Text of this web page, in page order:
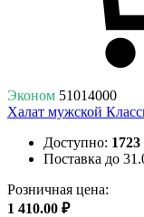
Эконом 51014000
Халат мужской
Доступно:
Поставка до
Розничная цена:
1 410.00 ₽